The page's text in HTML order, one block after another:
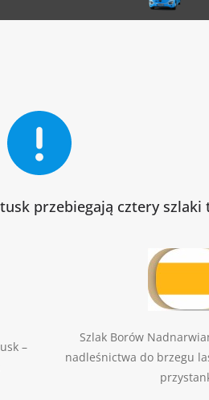
przebiegają cztery szlaki
–
Szlak Borów
nadleśnictwa do brzegu